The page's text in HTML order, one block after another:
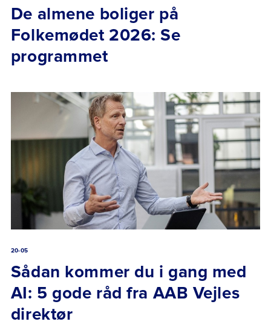
De almene boliger på
Folkemødet 2026: Se
programmet
20-05
Sådan kommer du i gang med
AI: 5 gode råd fra AAB Vejles
direktør